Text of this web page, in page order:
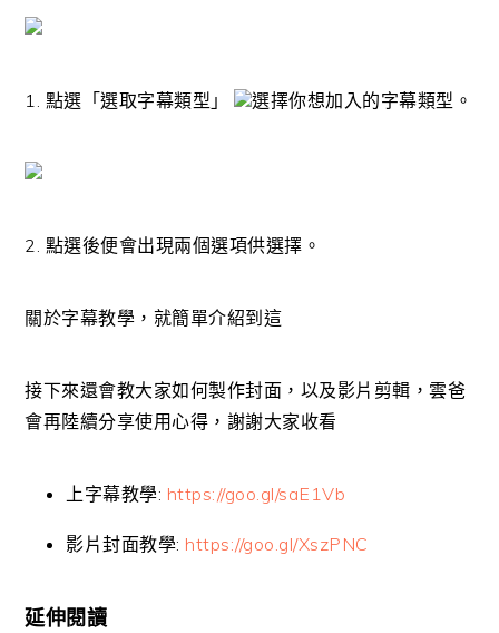
1. 點選「選取字幕類型」 選擇你想加入的字幕類型。
2. 點選後便會出現兩個選項供選擇。
關於字幕教學，就簡單介紹到這
接下來還會教大家如何製作封面，以及影片剪輯，雲爸
會再陸續分享使用心得，謝謝大家收看
上字幕教學: https://goo.gl/saE1Vb
影片封面教學: https://goo.gl/XszPNC
延伸閱讀